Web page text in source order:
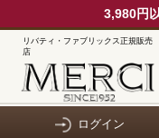
3,980円
リバティ・ファブリックス正規販売
店
ログイン